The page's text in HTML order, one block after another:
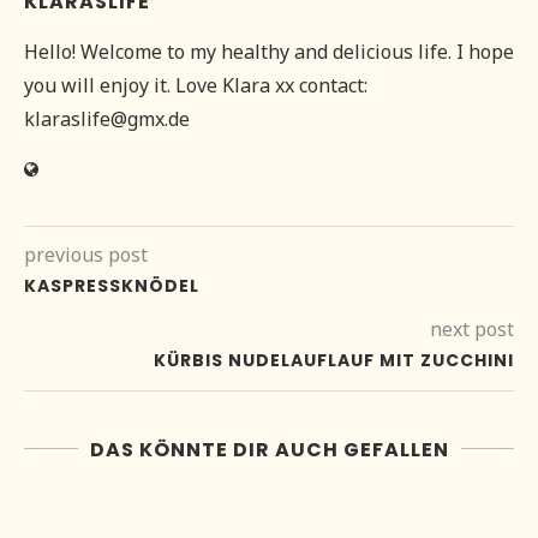
Hello! Welcome to my healthy and delicious life. I hope
you will enjoy it. Love Klara xx contact:
klaraslife@gmx.de
previous post
KASPRESSKNÖDEL
next post
KÜRBIS NUDELAUFLAUF MIT ZUCCHINI
DAS KÖNNTE DIR AUCH GEFALLEN